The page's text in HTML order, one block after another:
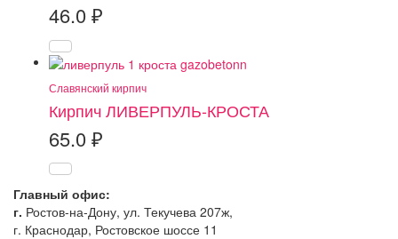
46.0 ₽
Славянский кирпич
Кирпич ЛИВЕРПУЛЬ-КРОСТА
65.0 ₽
Главный офис:
г. Ростов-на-Дону, ул. Текучева 207ж,
г. Краснодар, Ростовское шоссе 11